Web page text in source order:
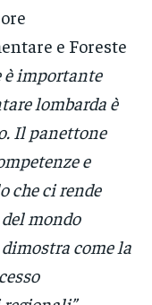
e Foreste
è importante
lombarda è
Il panettone
e
che ci rende
mondo
come la